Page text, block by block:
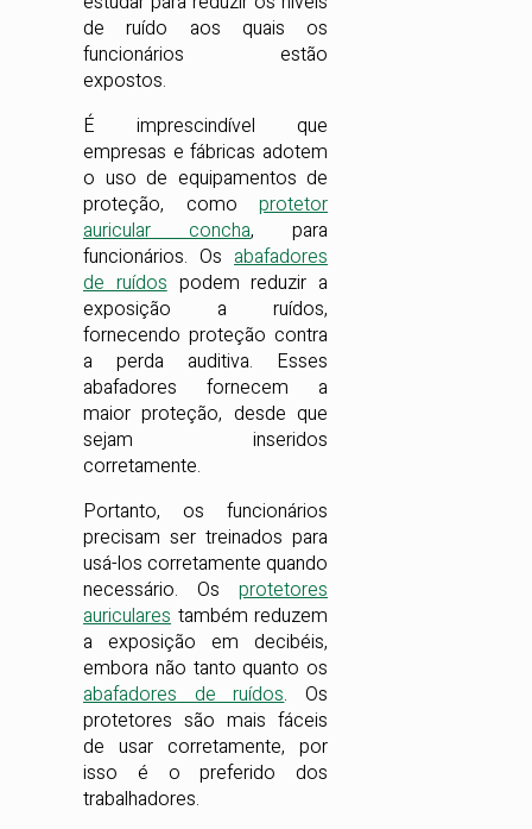
de ruído aos quais os
funcionários estão
expostos.
É imprescindível que
empresas e fábricas adotem
o uso de equipamentos de
proteção, como protetor
auricular concha, para
funcionários. Os abafadores
de ruídospodem reduzir a
exposição a ruídos,
fornecendo proteção contra
a perda auditiva. Esses
abafadores fornecem a
maior proteção, desde que
sejam inseridos
corretamente.
Portanto, os funcionários
precisam ser treinados para
usá-los corretamente quando
necessário. Os protetores
auriculares também reduzem
a exposição em decibéis,
embora não tanto quanto os
abafadores de ruídos. Os
protetores são mais fáceis
de usar corretamente, por
isso é o preferido dos
trabalhadores.